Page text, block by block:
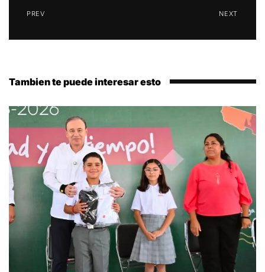
PREV NEXT
Tambien te puede interesar esto